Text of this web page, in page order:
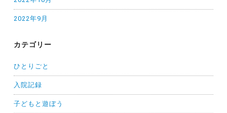
2022年9月
カテゴリー
ひとりごと
入院記録
子どもと遊ぼう